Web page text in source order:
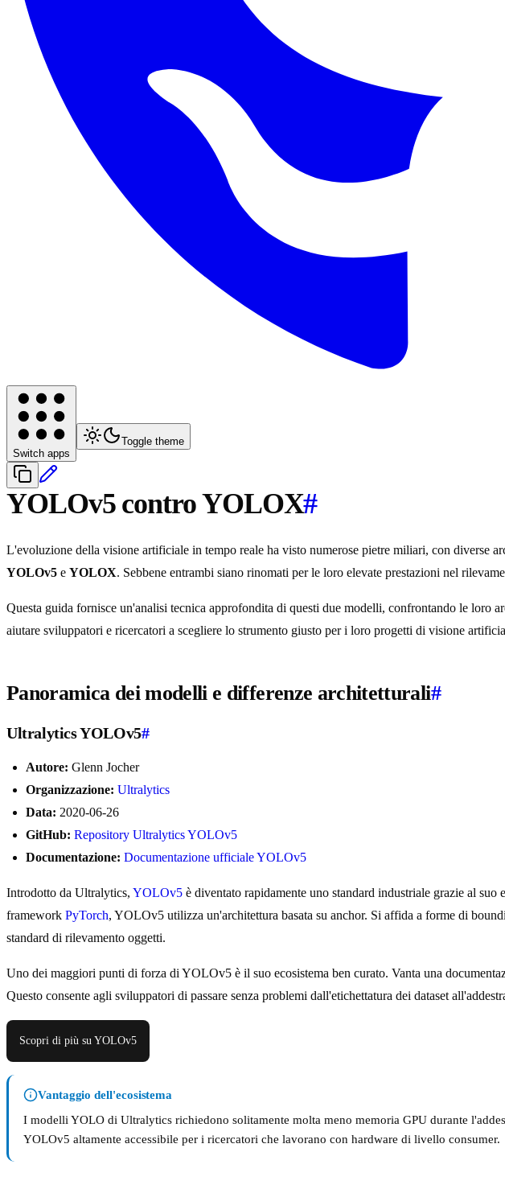
Switch apps
Toggle theme
YOLOv5 contro YOLOX#
L'evoluzione della visione artificiale in tempo reale ha visto numerose pietre miliari, con diverse
YOLOv5 e YOLOX. Sebbene entrambi siano rinomati per le loro elevate prestazioni nel
Questa guida fornisce un'analisi tecnica approfondita di questi due modelli, confrontando le loro
aiutare sviluppatori e ricercatori a scegliere lo strumento giusto per i loro progetti di visione
Panoramica dei modelli e differenze architetturali#
Ultralytics YOLOv5#
Autore: Glenn Jocher
Organizzazione: Ultralytics
Data: 2020-06-26
GitHub: Repository Ultralytics YOLOv5
Documentazione: Documentazione ufficiale YOLOv5
Introdotto da Ultralytics, YOLOv5 è diventato rapidamente uno standard industriale grazie al
framework PyTorch, YOLOv5 utilizza un'architettura basata su anchor. Si affida a forme di
standard di rilevamento oggetti.
Uno dei maggiori punti di forza di YOLOv5 è il suo ecosistema ben curato. Vanta una
Questo consente agli sviluppatori di passare senza problemi dall'etichettatura dei dataset
Scopri di più su YOLOv5
Vantaggio dell'ecosistema
I modelli YOLO di Ultralytics richiedono solitamente molta meno memoria GPU durante
YOLOv5 altamente accessibile per i ricercatori che lavorano con hardware di livello consumer.